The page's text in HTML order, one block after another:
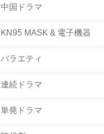
中国ドラマ
KN95 MASK & 電子機器
バラエティ
連続ドラマ
単発ドラマ